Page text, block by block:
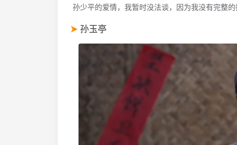
孙少平的爱情，我暂时没法谈，因为我没有完整
孙玉亭